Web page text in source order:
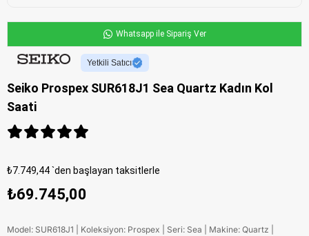
Whatsapp ile Sipariş Ver
Yetkili Satıcı
Seiko Prospex SUR618J1 Sea Quartz Kadın Kol
Saati
₺7.749,44`den başlayan taksitlerle
₺69.745,00
Model: SUR618J1 | Koleksiyon: Prospex | Seri: Sea | Makine: Quartz |